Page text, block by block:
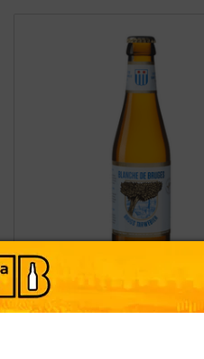
CERVEJA BELGA BLANCHE DE
BRUGES 330ML